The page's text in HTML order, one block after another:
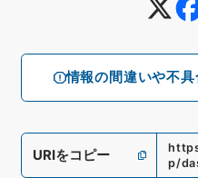
情報の間違いや不
URIをコピー
p/